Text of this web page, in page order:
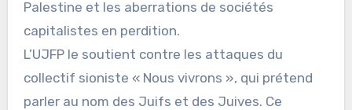
Palestine et les aberrations de sociétés
capitalistes en perdition.
L’UJFP le soutient contre les attaques du
collectif sioniste « Nous vivrons », qui prétend
parler au nom des Juifs et des Juives. Ce